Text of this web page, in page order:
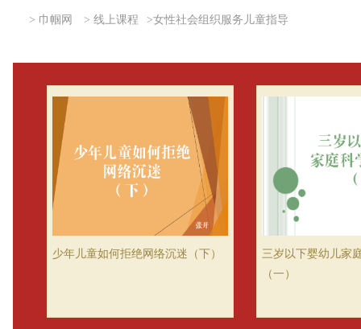
> 巾帼网 > 线上课程 >女性社会组织服务儿童指导
少年儿童如何拒绝网络沉迷（下）
三岁以下婴幼儿家
（一）